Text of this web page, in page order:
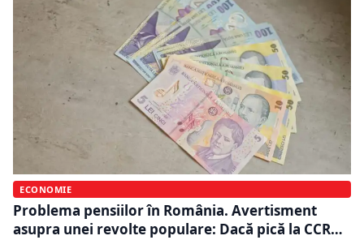
ECONOMIE
Problema pensiilor în România. Avertisment
asupra unei revolte populare: Dacă pică la CCR…